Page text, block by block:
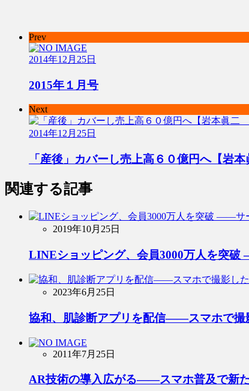
Prev
2014年12月25日
2015年１月号
Next
2014年12月25日
「産後」カバーし売上高６０億円へ【岩
関連する記事
2019年10月25日
LINEショッピング、会員3000万人を突
2023年6月25日
協和、肌診断アプリを配信――スマホで撮
2011年7月25日
AR技術の導入広がる――スマホ普及で新